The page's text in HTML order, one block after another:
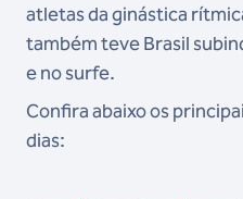
atletas da ginástica
também teve Brasil
e no surfe.
Confira abaixo os
dias: